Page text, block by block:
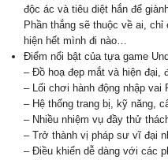
độc ác và tiêu diệt hắn để
Phần thắng sẽ thuộc về ai,
hiện hết mình đi nào…
Điểm nổi bật của tựa game
– Đồ hoạ đẹp mắt và hiện đại,
– Lối chơi hành động nhập vai
– Hệ thống trang bị, kỹ năng,
– Nhiều nhiệm vụ đầy thử
– Trở thành vị pháp sư vĩ đại
– Điều khiển dễ dàng với các